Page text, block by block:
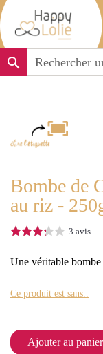
search
Bombe de
au riz -
3 avis
Une véritable
Ce produit est sans..
Ajouter au panier